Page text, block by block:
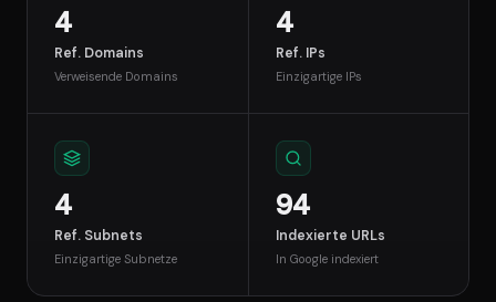
4
Ref. Domains
Verweisende Domains
4
Ref. IPs
Einzigartige IPs
4
Ref. Subnets
Einzigartige Subnetze
94
Indexierte URLs
In Google indexiert